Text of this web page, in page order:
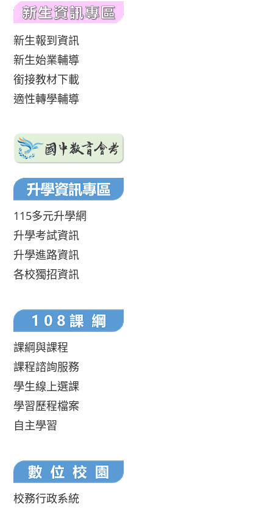
新生報到資訊
新生始業輔導
銜接教材下載
適性轉學輔導
115多元升學網
升學考試資訊
升學進路資訊
各校獨招資訊
課綱與課程
課程諮詢服務
學生線上選課
學習歷程檔案
自主學習
校務行政系統